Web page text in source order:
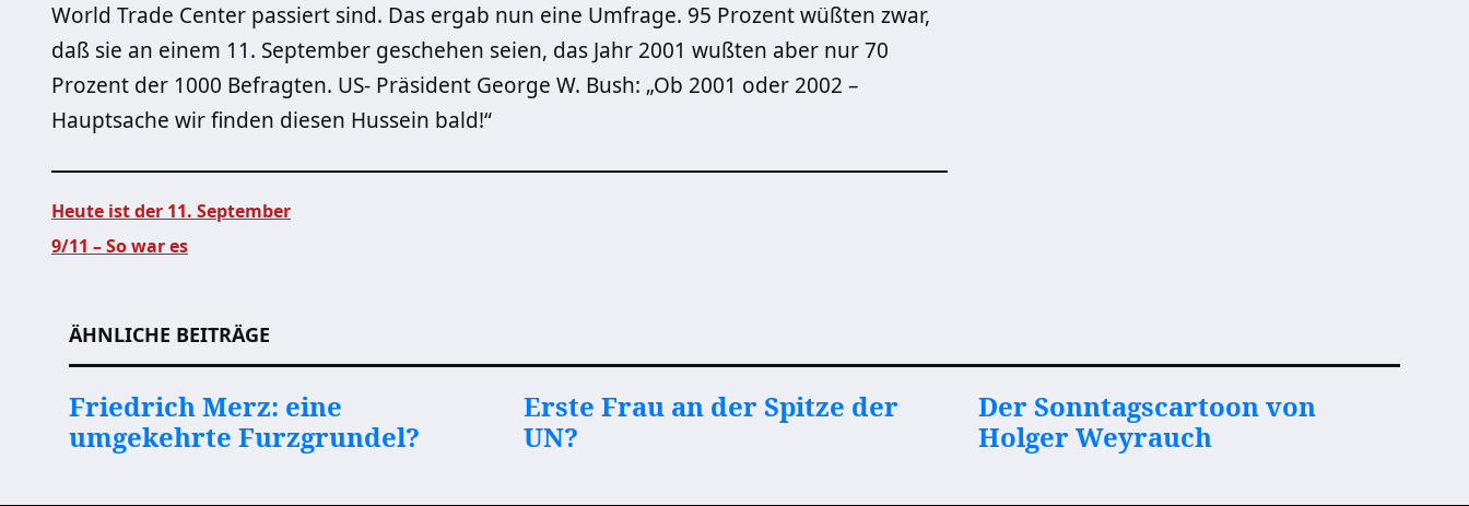
World Trade Center passiert sind. Das ergab nun eine Umfrage. 95 Prozent wüßten zwar,
daß sie an einem 11. September geschehen seien, das Jahr 2001 wußten aber nur 70
Prozent der 1000 Befragten. US- Präsident George W. Bush: „Ob 2001 oder 2002 –
Hauptsache wir finden diesen Hussein bald!“
Heute ist der 11. September
9/11 – So war es
ÄHNLICHE BEITRÄGE
Friedrich Merz: eine
umgekehrte Furzgrundel?
Erste Frau an der Spitze der
UN?
Der Sonntagscartoon von
Holger Weyrauch